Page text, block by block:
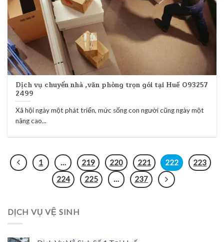
Dịch vụ chuyển nhà ,văn phòng trọn gói tại Huế 093257
2499
Xã hội ngày một phát triển, mức sống con người cũng ngày một
nâng cao...
1 … 219 220 221 222
223
224
225 … 237
DỊCH VỤ VỆ SINH